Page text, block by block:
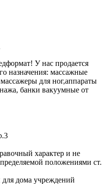
У нас продается
назначения: массажные
для ног,аппараты
банки вакуумные от
характер и не
положениями ст.
дома учреждений